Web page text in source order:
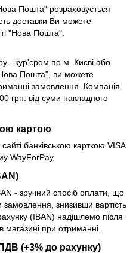
Пошта" розраховується
доставки Ви можете
"Нова Пошта".
- кур'єром по м. Києві або
Пошта", ви можете
замовлення. Компанія
грн. від суми накладного
картою
банківською карткою VISA
WayForPay.
- зручний спосіб оплати, що
знизивши вартість
(IBAN) надішлемо після
при отриманні.
(+3% до рахунку)